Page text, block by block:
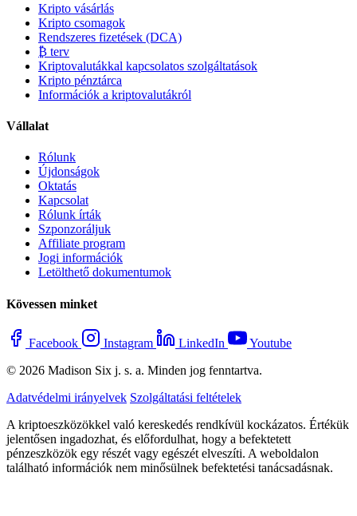
Kripto vásárlás
Kripto csomagok
Rendszeres fizetések (DCA)
₿ terv
Kriptovalutákkal kapcsolatos szolgáltatások
Kripto pénztárca
Információk a kriptovalutákról
Vállalat
Rólunk
Újdonságok
Oktatás
Kapcsolat
Rólunk írták
Szponzoráljuk
Affiliate program
Jogi információk
Letölthető dokumentumok
Kövessen minket
Facebook Instagram LinkedIn
Youtube
© 2026 Madison Six j. s. a. Minden jog fenntartva.
Adatvédelmi irányelvek Szolgáltatási feltételek
A kriptoeszközökkel való kereskedés rendkívül kockázatos. Értékük
jelentősen ingadozhat, és előfordulhat, hogy a befektetett
pénzeszközök egy részét vagy egészét elveszíti. A weboldalon
található információk nem minősülnek befektetési tanácsadásnak.